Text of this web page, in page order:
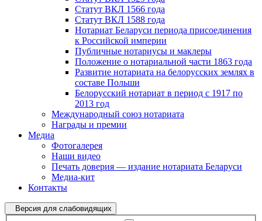
Статут ВКЛ 1566 года
Статут ВКЛ 1588 года
Нотариат Беларуси периода присоединения
к Российской империи
Публичные нотариусы и маклеры
Положение о нотариальной части 1863 года
Развитие нотариата на белорусских землях в
составе Польши
Белорусский нотариат в период с 1917 по
2013 год
Международный союз нотариата
Награды и премии
Медиа
Фотогалерея
Наши видео
Печать доверия — издание нотариата Беларуси
Медиа-кит
Контакты
Версия для слабовидящих